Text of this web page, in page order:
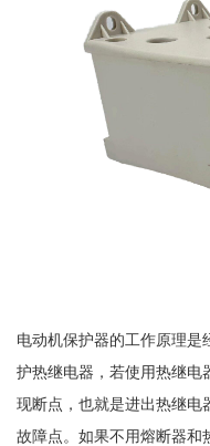
电动机保护器的工作原理是
护热继电器，若使用热继电
现断点，也就是进出热继电
故障点。如果不用熔断器和